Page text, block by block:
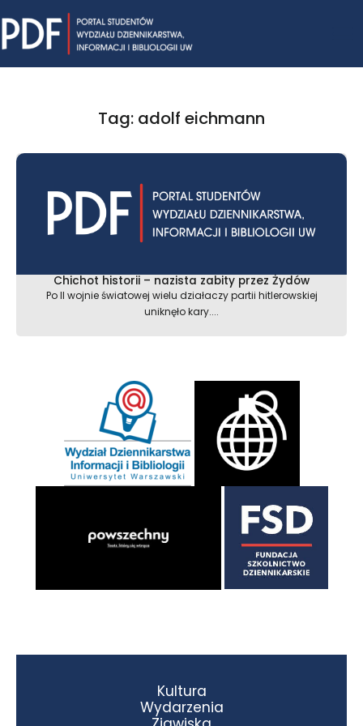
to
content
Tag: adolf eichmann
Chichot historii – nazista zabity przez Żydów
Po II wojnie światowej wielu działaczy partii hitlerowskiej
uniknęło kary....
Kultura
Wydarzenia